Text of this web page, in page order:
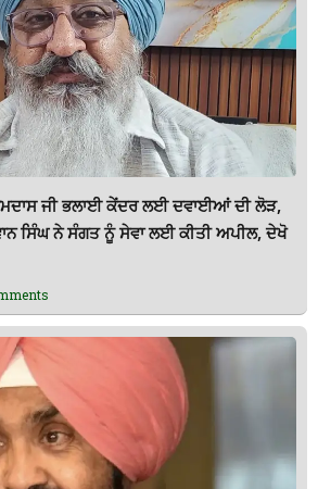
ਜੀ ਭਲਾਈ ਕੇਂਦਰ ਲਈ ਦਵਾਈਆਂ ਦੀ ਲੋੜ,
ਸਿੰਘ ਨੇ ਸੰਗਤ ਨੂੰ ਸੇਵਾ ਲਈ ਕੀਤੀ ਅਪੀਲ, ਦੇਖੋ